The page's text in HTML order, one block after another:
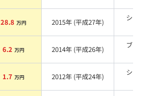
28.8 万円 2015年 (平成27年)
シル
6.2 万円 2014年 (平成26年)
ブラ
1.7 万円 2012年 (平成24年)
シル